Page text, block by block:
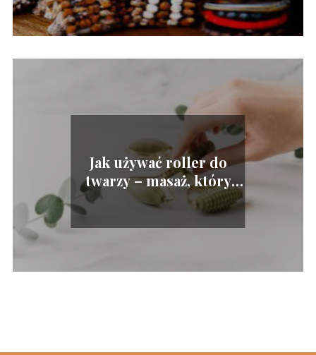
Jak używać roller do
twarzy – masaż, który
przynosi wiele korzyści